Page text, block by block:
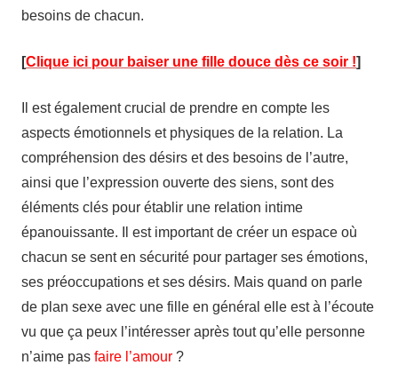
besoins de chacun.
[Clique ici pour baiser une fille douce dès ce soir !]
Il est également crucial de prendre en compte les
aspects émotionnels et physiques de la relation. La
compréhension des désirs et des besoins de l’autre,
ainsi que l’expression ouverte des siens, sont des
éléments clés pour établir une relation intime
épanouissante. Il est important de créer un espace où
chacun se sent en sécurité pour partager ses émotions,
ses préoccupations et ses désirs. Mais quand on parle
de plan sexe avec une fille en général elle est à l’écoute
vu que ça peux l’intéresser après tout qu’elle personne
n’aime pas faire l’amour ?